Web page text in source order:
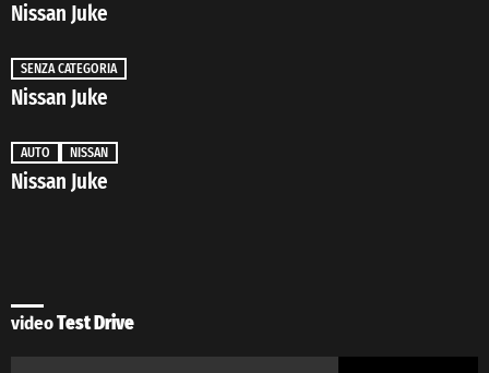
Nissan Juke
SENZA CATEGORIA
Nissan Juke
AUTO NISSAN
Nissan Juke
videoTest Drive